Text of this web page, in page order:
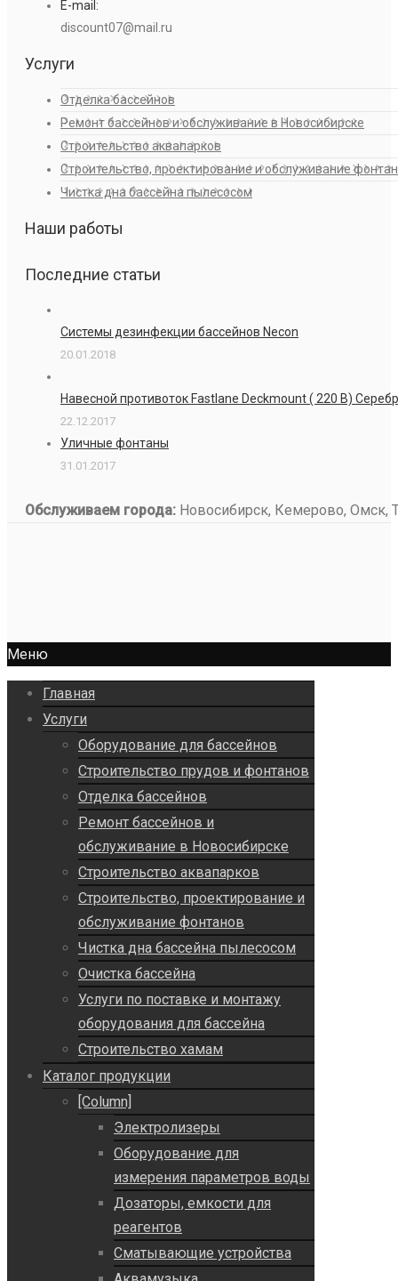
E-mail:
discount07@mail.ru
Услуги
Отделка бассейнов
Ремонт бассейнов и обслуживание в Новосибирске
Строительство аквапарков
Строительство, проектирование и обслуживание
Чистка дна бассейна пылесосом
Наши работы
Последние статьи
Системы дезинфекции бассейнов Necon
20.01.2018
Навесной противоток Fastlane Deckmount ( 220 В)
22.12.2017
Уличные фонтаны
31.01.2017
Обслуживаем города: Новосибирск, Кемерово, Омск,
Меню
Главная
Услуги
Оборудование для бассейнов
Строительство прудов и фонтанов
Отделка бассейнов
Ремонт бассейнов и
обслуживание в Новосибирске
Строительство аквапарков
Строительство, проектирование и
обслуживание фонтанов
Чистка дна бассейна пылесосом
Очистка бассейна
Услуги по поставке и монтажу
оборудования для бассейна
Строительство хамам
Каталог продукции
[Column]
Электролизеры
Оборудование для
измерения параметров воды
Дозаторы, емкости для
реагентов
Сматывающие устройства